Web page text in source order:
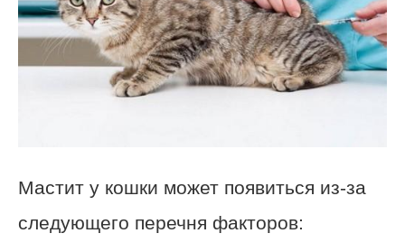
Мастит у кошки может появиться из-за
следующего перечня факторов: